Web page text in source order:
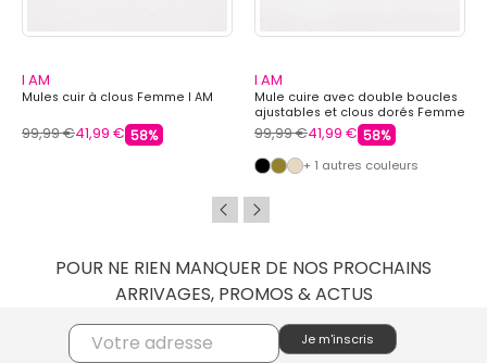
I AM
Mules cuir à clous Femme I AM
99,99 €41,99 € 58%
I AM
Mule cuire avec double boucles
ajustables et clous dorés Femme
I AM
99,99 €41,99 € 58%
+ 1 autres couleurs
POUR NE RIEN MANQUER DE NOS PROCHAINS
ARRIVAGES, PROMOS & ACTUS